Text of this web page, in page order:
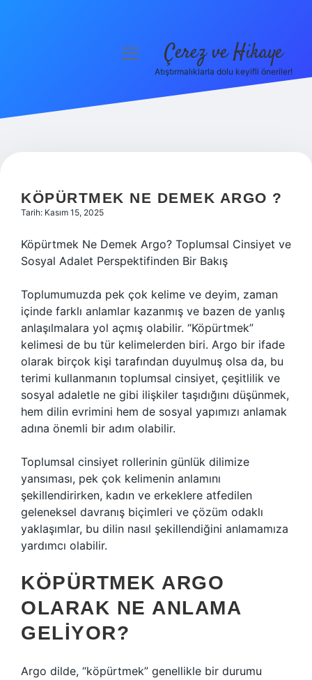
Hakkımızda
menüyü Çerez ve Hikaye
Atıştırmalıklarla dolu keyifli öneriler!
KÖPÜRTMEK NE DEMEK ARGO ?
Tarih: Kasım 15, 2025
Köpürtmek Ne Demek Argo? Toplumsal Cinsiyet ve
Sosyal Adalet Perspektifinden Bir Bakış
Toplumumuzda pek çok kelime ve deyim, zaman
içinde farklı anlamlar kazanmış ve bazen de yanlış
anlaşılmalara yol açmış olabilir. “Köpürtmek”
kelimesi de bu tür kelimelerden biri. Argo bir ifade
olarak birçok kişi tarafından duyulmuş olsa da, bu
terimi kullanmanın toplumsal cinsiyet, çeşitlilik ve
sosyal adaletle ne gibi ilişkiler taşıdığını düşünmek,
hem dilin evrimini hem de sosyal yapımızı anlamak
adına önemli bir adım olabilir.
Toplumsal cinsiyet rollerinin günlük dilimize
yansıması, pek çok kelimenin anlamını
şekillendirirken, kadın ve erkeklere atfedilen
geleneksel davranış biçimleri ve çözüm odaklı
yaklaşımlar, bu dilin nasıl şekillendiğini anlamamıza
yardımcı olabilir.
KÖPÜRTMEK ARGO
OLARAK NE ANLAMA
GELIYOR?
Argo dilde, “köpürtmek” genellikle bir durumu